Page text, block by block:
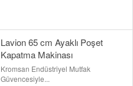
Lavion 65 cm Ayaklı Poşet
Kapatma Makinası
Kromsan Endüstriyel Mutfak
Güvencesiyle...